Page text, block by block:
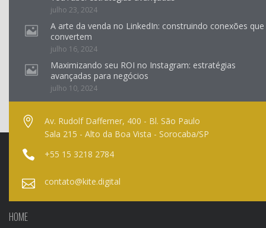
julho 23, 2024
A arte da venda no LinkedIn: construindo conexões que
convertem
julho 16, 2024
Maximizando seu ROI no Instagram: estratégias
avançadas para negócios
julho 10, 2024
Av. Rudolf Dafferner, 400 - Bl. São Paulo
Sala 215 - Alto da Boa Vista - Sorocaba/SP
+55 15 3218 2784
contato@kite.digital
HOME